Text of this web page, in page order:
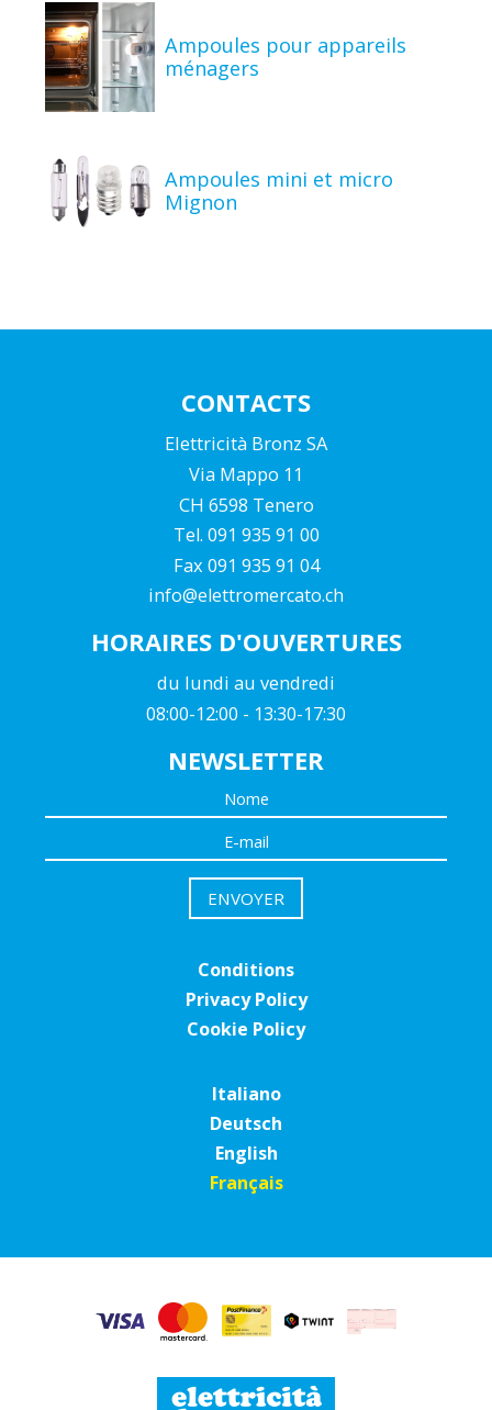
Ampoules pour appareils
ménagers
Ampoules mini et micro
Mignon
CONTACTS
Elettricità Bronz SA
Via Mappo 11
CH 6598 Tenero
Tel. 091 935 91 00
Fax 091 935 91 04
info@elettromercato.ch
HORAIRES D'OUVERTURES
du lundi au vendredi
08:00-12:00 - 13:30-17:30
NEWSLETTER
Conditions
Privacy Policy
Cookie Policy
Italiano
Deutsch
English
Français